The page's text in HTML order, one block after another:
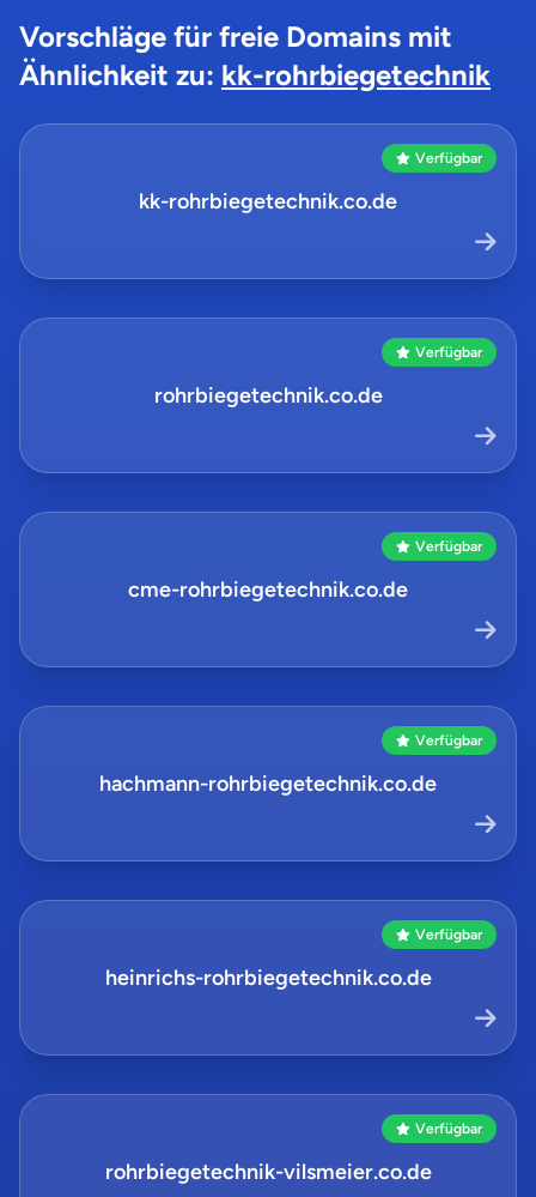
Vorschläge für freie Domains mit
Ähnlichkeit zu: kk-rohrbiegetechnik
Verfügbar
kk-rohrbiegetechnik.co.de
Verfügbar
rohrbiegetechnik.co.de
Verfügbar
cme-rohrbiegetechnik.co.de
Verfügbar
hachmann-rohrbiegetechnik.co.de
Verfügbar
heinrichs-rohrbiegetechnik.co.de
Verfügbar
rohrbiegetechnik-vilsmeier.co.de